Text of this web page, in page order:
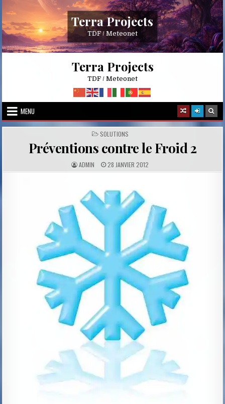
content
Terra Projects
TDF / Meteonet
Terra Projects
TDF / Meteonet
MENU
POSTED
IN
SOLUTIONS
Préventions contre le Froid 2
A
U
ADMIN P
U
I
S
E
28 JANVIER 2012